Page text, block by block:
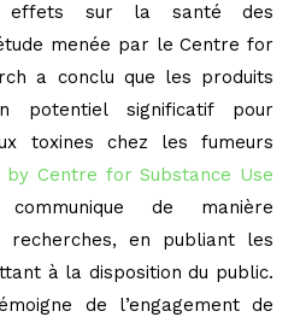
sur la santé des
menée par le Centre for
a conclu que les produits
potentiel significatif pour
toxines chez les fumeurs
by Centre for Substance Use
de manière
en publiant les
à la disposition du public.
de l’engagement de